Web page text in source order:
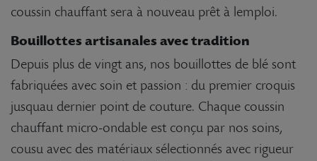
coussin chauffant sera à nouveau prêt à lemploi.
Bouillottes artisanales avec tradition
Depuis plus de vingt ans, nos bouillottes de blé sont
fabriquées avec soin et passion : du premier croquis
jusquau dernier point de couture. Chaque coussin
chauffant micro-ondable est conçu par nos soins,
cousu avec des matériaux sélectionnés avec rigueur